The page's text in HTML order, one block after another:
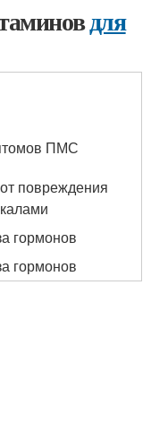
для
ПМС
повреждения
гормонов
гормонов